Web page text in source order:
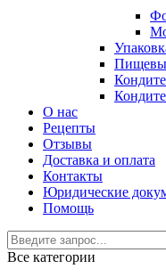
О нас
Рецепты
Отзывы
Доставка и оплата
Контакты
Юридические
Помощь
Все категории